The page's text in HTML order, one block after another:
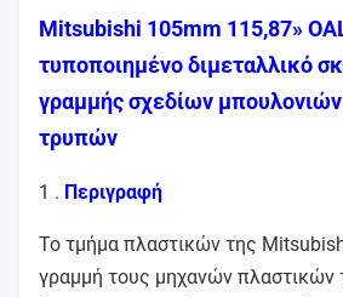
Mitsubishi 105mm 115,87»
τυποποιημένο διμεταλλικό
γραμμής σχεδίων
τρυπών
1 . Περιγραφή
Το τμήμα πλαστικών της
γραμμή τους μηχανών πλαστικών